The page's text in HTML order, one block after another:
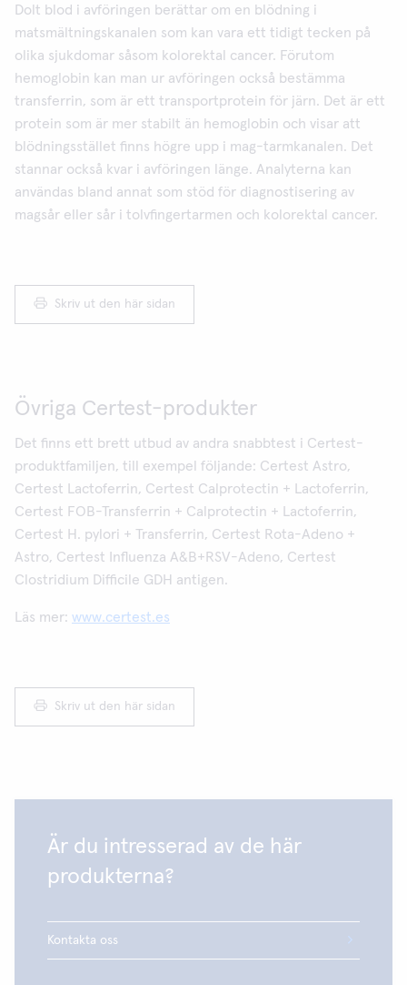
Dolt blod i avföringen berättar om en blödning i
matsmältningskanalen som kan vara ett tidigt tecken på
olika sjukdomar såsom kolorektal cancer. Förutom
hemoglobin kan man ur avföringen också bestämma
transferrin, som är ett transportprotein för järn. Det är ett
protein som är mer stabilt än hemoglobin och visar att
blödningsstället finns högre upp i mag-tarmkanalen. Det
stannar också kvar i avföringen länge. Analyterna kan
användas bland annat som stöd för diagnostisering av
magsår eller sår i tolvfingertarmen och kolorektal cancer.
Skriv ut den här sidan
Övriga Certest-produkter
Det finns ett brett utbud av andra snabbtest i Certest-
produktfamiljen, till exempel följande: Certest Astro,
Certest Lactoferrin, Certest Calprotectin + Lactoferrin,
Certest FOB-Transferrin + Calprotectin + Lactoferrin,
Certest H. pylori + Transferrin, Certest Rota-Adeno +
Astro, Certest Influenza A&B+RSV-Adeno, Certest
Clostridium Difficile GDH antigen.
Läs mer: www.certest.es
Skriv ut den här sidan
Är du intresserad av de här
produkterna?
Kontakta oss